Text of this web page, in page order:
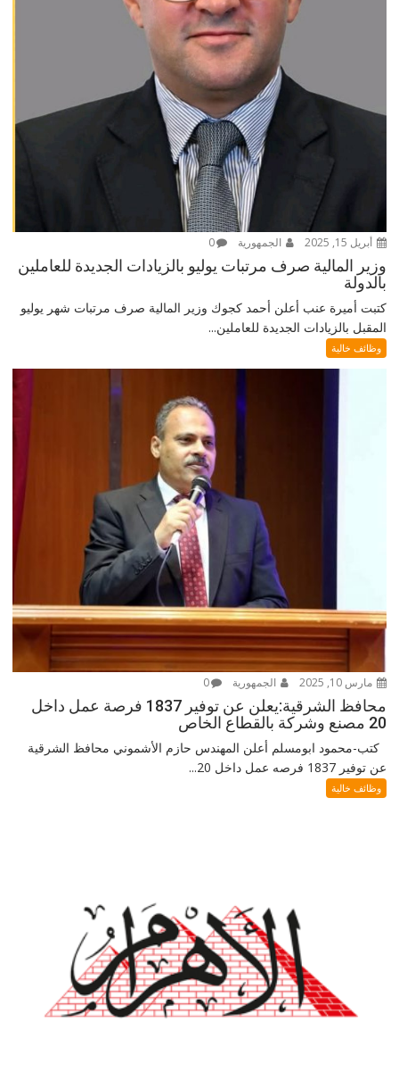
أبريل 15, 2025 الجمهورية 0
وزير المالية صرف مرتبات يوليو بالزيادات الجديدة للعاملين
بالدولة
كتبت أميرة عنب أعلن أحمد كجوك وزير المالية صرف مرتبات شهر يوليو
المقبل بالزيادات الجديدة للعاملين...
وظائف خالية
مارس 10, 2025 الجمهورية 0
محافظ الشرقية:يعلن عن توفير 1837 فرصة عمل داخل
20 مصنع وشركة بالقطاع الخاص
كتب-محمود ابومسلم أعلن المهندس حازم الأشموني محافظ الشرقية
عن توفير 1837 فرصه عمل داخل 20...
وظائف خالية